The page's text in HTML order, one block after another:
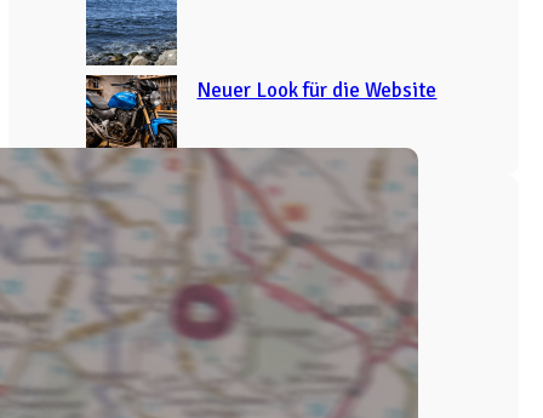
Neuer Look für die Website
Categories
Admin
Aktuell
Brasilien
China